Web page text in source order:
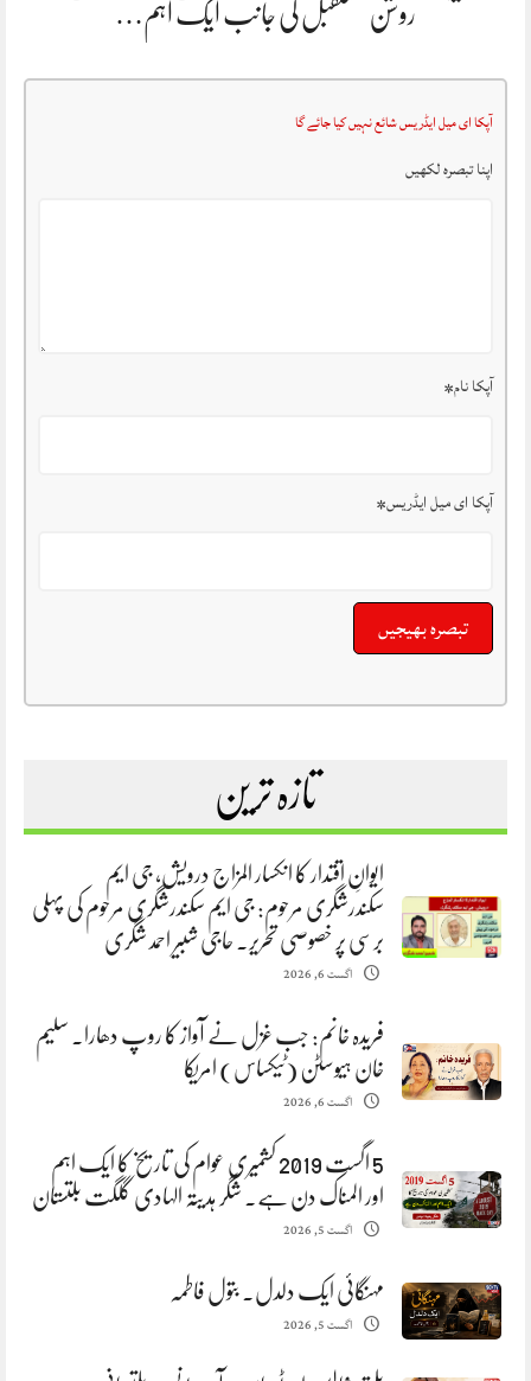
روشن مستقبل کی جانب ایک اہم…
آپکا ای میل ایڈریس شائع نہیں کیا جائے گا
اپنا تبصرہ لکھیں
آپکا نام*
آپکا ای میل ایڈریس*
تازہ ترین
ایوانِ اقتدار کا انکسار المزاج درویش، جی ایم
سکندرشگری مرحوم: جی ایم سکندرشگری مرحوم کی پہلی
برسی پر خصوصی تحریر. حاجی شبیر احمد شگری
اگست 6, 2026
فریدہ خانم: جب غزل نے آواز کا روپ دھارا. سلیم
خان ہیوسٹن (ٹیکساس) امریکا
اگست 6, 2026
5 اگست 2019 کشمیری عوام کی تاریخ کا ایک اہم
اور المناک دن ہے. شگر ہدیتہ الہادی گلگت بلتستان
اگست 5, 2026
مہنگائی ایک دلدل. بتول فاطمہ
اگست 5, 2026